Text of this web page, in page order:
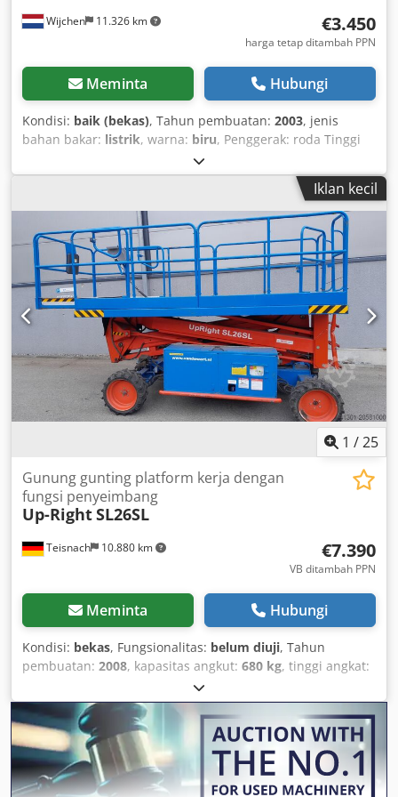
Wijchen 11.326 km €3.450
harga tetap ditambah PPN
Meminta Hubungi
Kondisi: baik (bekas), Tahun pembuatan: 2003, jenis
bahan bakar: listrik, warna: biru, Penggerak: roda Tinggi
kerja: 800 cm Penandaan CE: ya Kondisi teknis: baik
Kondisi optik: baik Syarat pengiriman: EXW Negara
produksi: IE Hubungi Vink Machinery untuk informasi lebih
lanjut. Upright SL20 * 2003 * Elektrik * 8,1 meter tinggi
kerja Cedpfx Asu H Adwspyorf * Kapasitas angkat 340 kg *
Berat sendiri 1.400 kg * Platform dapat diperpanjang
Iklan kecil
1 /25
Teisnach 10.880 km
Gunung gunting platform kerja dengan
fungsi penyeimbang
Up-RightSL26SL
€7.390
VB ditambah PPN
Meminta Hubungi
Kondisi: bekas, Fungsionalitas: belum diuji, Tahun
pembuatan: 2008, kapasitas angkut: 680 kg, tinggi angkat:
, berat keseluruhan:
penggerak semua roda, All-terrain scissor lift with
automatic self-leveling Available: 3 units UPRIGHT Model:
SL26SL Year of manufacture: 2008 Load capacity: 680 kg
Platform dimensions: approx. 3.66 x 1.72 m Platform
extension: approx. 80 cm Transport dimensions: approx.